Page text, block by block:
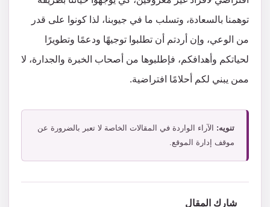
توهمنا بالسعادة، وتسلب ما في جيوبنا، لذا كونوا على قدر
من الوعي، وإن أردتم أن تطلبوا توجيهًا ودعمًا وتطويرًا
لحياتكم وأهدافكم، فإطلبوها من أصحاب الخبرة والجدارة، لا
ممن يبني لكم أحلامًا افتراضية.
تنويه: الآراء الواردة في المقالات الخاصة لا تعبر بالضرورة عن
موقف إدارة الموقع.
شارك المقال